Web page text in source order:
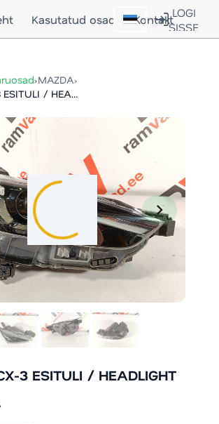
Kasutatud osad KontaktLOGI
SISSE
›MAZDA›
MAZDA CX-3 ESITULI / HEADLIGHT
chevron_right
3 ESITULI / HEADLIGHT